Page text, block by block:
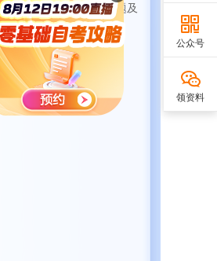
备战考试，获取试题及
资料
公众号
领资料